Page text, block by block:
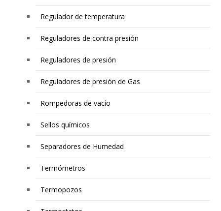
Regulador de temperatura
Reguladores de contra presión
Reguladores de presión
Reguladores de presión de Gas
Rompedoras de vacío
Sellos químicos
Separadores de Humedad
Termómetros
Termopozos